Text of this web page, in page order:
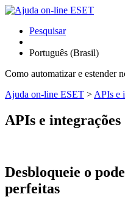
Pesquisar
Português (Brasil)
Como automatizar e estender
Ajuda on-line ESET > APIs e
APIs e integrações
Desbloqueie o
perfeitas